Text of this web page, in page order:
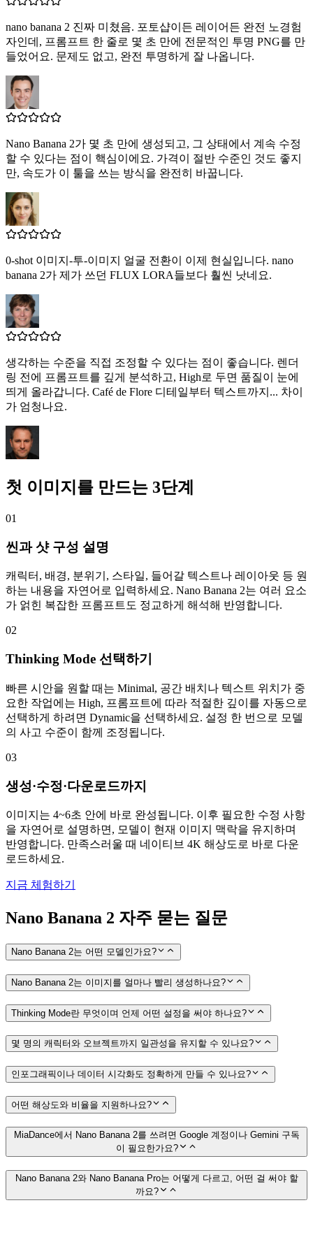
nano banana 2 진짜 미쳤음. 포토샵이든 레이어든 완전 노경험
자인데, 프롬프트 한 줄로 몇 초 만에 전문적인 투명 PNG를 만
들었어요. 문제도 없고, 완전 투명하게 잘 나옵니다.
Nano Banana 2가 몇 초 만에 생성되고, 그 상태에서 계속 수정
할 수 있다는 점이 핵심이에요. 가격이 절반 수준인 것도 좋지
만, 속도가 이 툴을 쓰는 방식을 완전히 바꿉니다.
0-shot 이미지-투-이미지 얼굴 전환이 이제 현실입니다. nano
banana 2가 제가 쓰던 FLUX LORA들보다 훨씬 낫네요.
생각하는 수준을 직접 조정할 수 있다는 점이 좋습니다. 렌더
링 전에 프롬프트를 깊게 분석하고, High로 두면 품질이 눈에
띄게 올라갑니다. Café de Flore 디테일부터 텍스트까지... 차이
가 엄청나요.
첫 이미지를 만드는 3단계
01
씬과 샷 구성 설명
캐릭터, 배경, 분위기, 스타일, 들어갈 텍스트나 레이아웃 등 원
하는 내용을 자연어로 입력하세요. Nano Banana 2는 여러 요소
가 얽힌 복잡한 프롬프트도 정교하게 해석해 반영합니다.
02
Thinking Mode 선택하기
빠른 시안을 원할 때는 Minimal, 공간 배치나 텍스트 위치가 중
요한 작업에는 High, 프롬프트에 따라 적절한 깊이를 자동으로
선택하게 하려면 Dynamic을 선택하세요. 설정 한 번으로 모델
의 사고 수준이 함께 조정됩니다.
03
생성·수정·다운로드까지
이미지는 4~6초 안에 바로 완성됩니다. 이후 필요한 수정 사항
을 자연어로 설명하면, 모델이 현재 이미지 맥락을 유지하며
반영합니다. 만족스러울 때 네이티브 4K 해상도로 바로 다운
로드하세요.
지금 체험하기
Nano Banana 2 자주 묻는 질문
Nano Banana 2는 어떤 모델인가요?
Nano Banana 2는 이미지를 얼마나 빨리 생성하나요?
Thinking Mode란 무엇이며 언제 어떤 설정을 써야 하나요?
몇 명의 캐릭터와 오브젝트까지 일관성을 유지할 수 있나요?
인포그래픽이나 데이터 시각화도 정확하게 만들 수 있나요?
어떤 해상도와 비율을 지원하나요?
MiaDance에서 Nano Banana 2를 쓰려면 Google 계정이나 Gemini 구독
이 필요한가요?
Nano Banana 2와 Nano Banana Pro는 어떻게 다르고, 어떤 걸 써야 할
까요?